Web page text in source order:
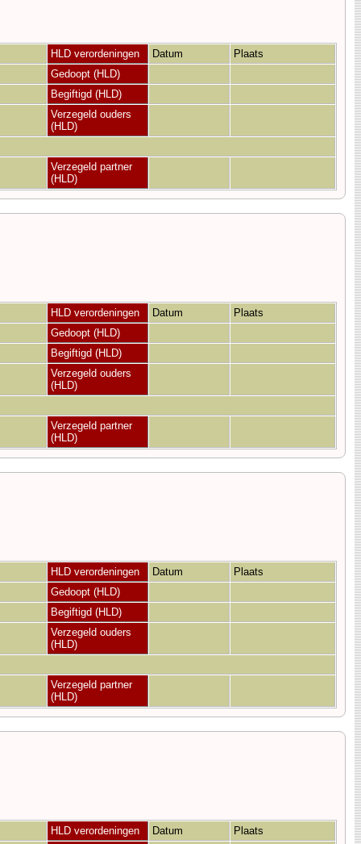
HLD verordeningen Datum
Plaats
Gedoopt (HLD)
Begiftigd (HLD)
Verzegeld ouders
(HLD)
Verzegeld partner
(HLD)
HLD verordeningen Datum
Plaats
Gedoopt (HLD)
Begiftigd (HLD)
Verzegeld ouders
(HLD)
Verzegeld partner
(HLD)
HLD verordeningen Datum
Plaats
Gedoopt (HLD)
Begiftigd (HLD)
Verzegeld ouders
(HLD)
Verzegeld partner
(HLD)
HLD verordeningen Datum
Plaats